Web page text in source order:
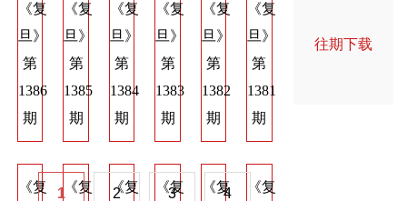
《复
旦》
第
1386
期
《复
旦》
第
1385
期
《复
旦》
第
1384
期
《复
旦》
第
1383
期
《复
旦》
第
1382
期
《复
旦》
第
1381
期
《复
《复
《复
《复
《复
《复
旦》
1 2 3 4
往期下载